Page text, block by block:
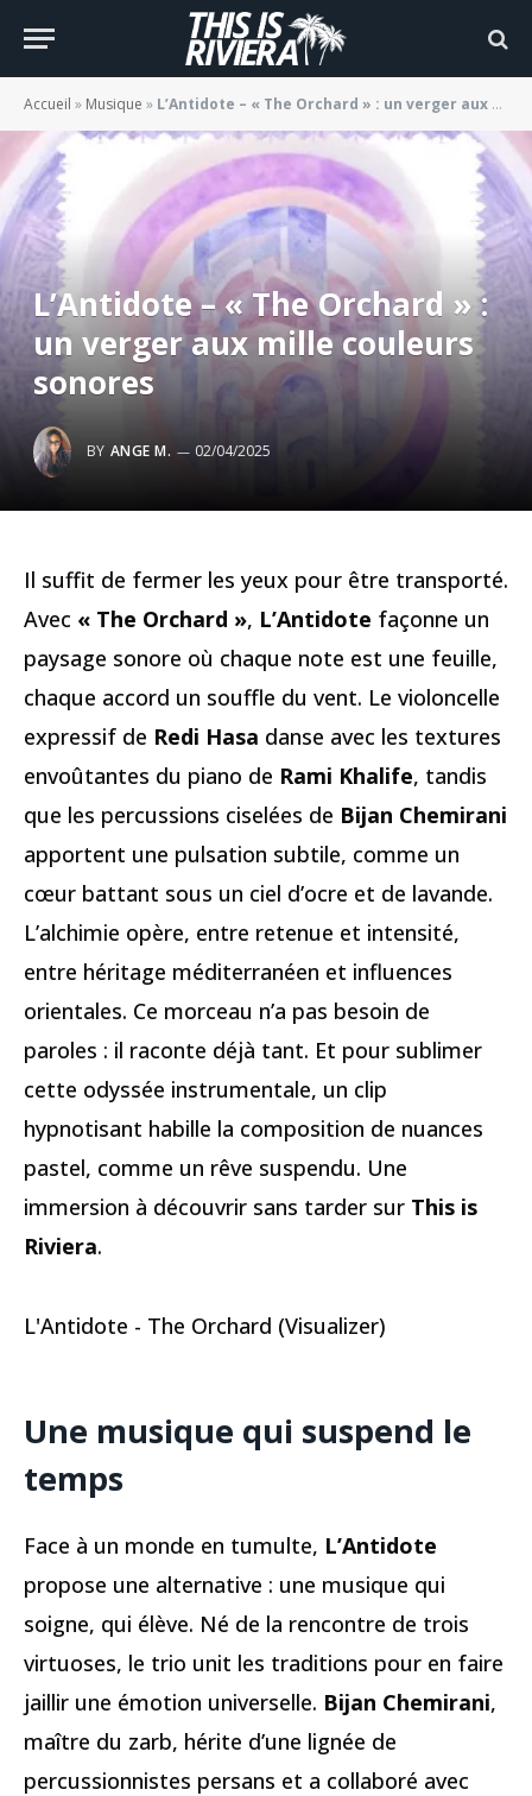
Accueil » Musique » L’Antidote – « The Orchard » : un verger aux mille couleurs sonores
L’Antidote – « The Orchard » :
un verger aux mille couleurs
sonores
BY ANGE M. 02/04/2025
Il suffit de fermer les yeux pour être transporté.
Avec « The Orchard », L’Antidote façonne un
paysage sonore où chaque note est une feuille,
chaque accord un souffle du vent. Le violoncelle
expressif de Redi Hasa danse avec les textures
envoûtantes du piano de Rami Khalife, tandis
que les percussions ciselées de Bijan Chemirani
apportent une pulsation subtile, comme un
cœur battant sous un ciel d’ocre et de lavande.
L’alchimie opère, entre retenue et intensité,
entre héritage méditerranéen et influences
orientales. Ce morceau n’a pas besoin de
paroles : il raconte déjà tant. Et pour sublimer
cette odyssée instrumentale, un clip
hypnotisant habille la composition de nuances
pastel, comme un rêve suspendu. Une
immersion à découvrir sans tarder sur This is
Riviera.
L'Antidote - The Orchard (Visualizer)
Une musique qui suspend le
temps
Face à un monde en tumulte, L’Antidote
propose une alternative : une musique qui
soigne, qui élève. Né de la rencontre de trois
virtuoses, le trio unit les traditions pour en faire
jaillir une émotion universelle. Bijan Chemirani,
maître du zarb, hérite d’une lignée de
percussionnistes persans et a collaboré avec